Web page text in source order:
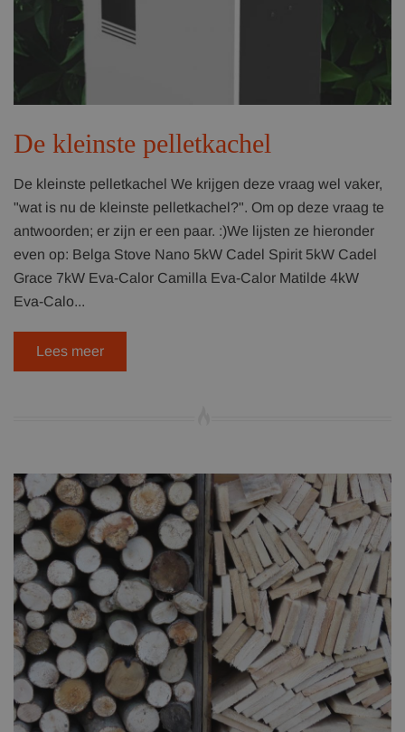
De kleinste pelletkachel
De kleinste pelletkachel We krijgen deze vraag wel vaker,
"wat is nu de kleinste pelletkachel?". Om op deze vraag te
antwoorden; er zijn er een paar. :)We lijsten ze hieronder
even op: Belga Stove Nano 5kW Cadel Spirit 5kW Cadel
Grace 7kW Eva-Calor Camilla Eva-Calor Matilde 4kW
Eva-Calo...
Lees meer